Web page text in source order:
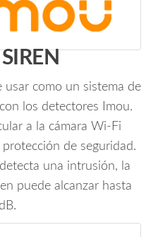
usar como un sistema de
los detectores Imou.
a la cámara Wi-Fi
de seguridad.
una intrusión, la
puede alcanzar hasta